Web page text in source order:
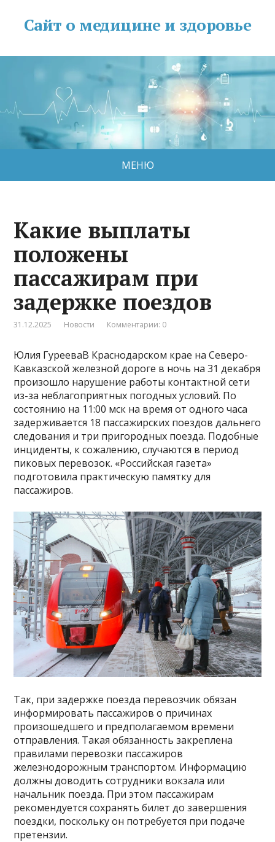
Сайт о медицине и здоровье
МЕНЮ
Какие выплаты
положены
пассажирам при
задержке поездов
31.12.2025 Новости Комментарии: 0
Юлия ГурееваВ Краснодарском крае на Северо-
Кавказской железной дороге в ночь на 31 декабря
произошло нарушение работы контактной сети
из-за неблагоприятных погодных условий. По
состоянию на 11:00 мск на время от одного часа
задерживается 18 пассажирских поездов дальнего
следования и три пригородных поезда. Подобные
инциденты, к сожалению, случаются в период
пиковых перевозок. «Российская газета»
подготовила практическую памятку для
пассажиров.
Так, при задержке поезда перевозчик обязан
информировать пассажиров о причинах
произошедшего и предполагаемом времени
отправления. Такая обязанность закреплена
правилами перевозки пассажиров
железнодорожным транспортом. Информацию
должны доводить сотрудники вокзала или
начальник поезда. При этом пассажирам
рекомендуется сохранять билет до завершения
поездки, поскольку он потребуется при подаче
претензии.